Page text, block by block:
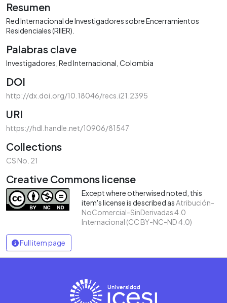
Resumen
Red Internacional de Investigadores sobre Encerramientos
Residenciales (RIIER).
Palabras clave
Investigadores Red Internacional Colombia
DOI
http://dx.doi.org/10.18046/recs.i21.2395
URI
https://hdl.handle.net/10906/81547
Collections
CS No. 21
Creative Commons license
Except where otherwised noted, this
item's license is described asAtribución-
NoComercial-SinDerivadas 4.0
Internacional (CC BY-NC-ND 4.0)
Full item page